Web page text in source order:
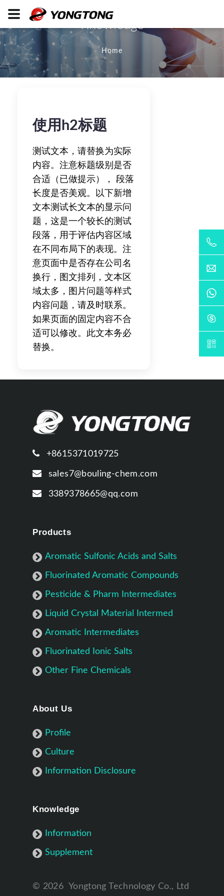
Knowledge
Home
使用h2标题
测试文本，请替换为实际
内容。注意标题级别是否
合适（已做提示）， 段落
长度是否美观。以下新增
文本测试长文本的显示问
题，这是一个较长的测试
段落，用于评估内容区域
在不同布局下的表现。注
意页面中是否存在公司名
换行，图文排列，文本区
域太多，图片问题等样式
内容问题，请及时联系。
如果页面的固定内容不合
适可以修改。此文本务必
替换。
+8615371019725
sales7@bouling-chem.com
3389378665@qq.com
Products
Aromatic Sulfonic Acids and Salts
Fluorinated Aromatic Compounds
Pesticide & Pharm Intermediates
Liquid Crystal Material Intermed
Aromatic Intermediates
Fluorinated Ionic Salts
Other Fine Chemicals
About Us
Profile
Culture
Information Disclosure
Knowledge
Information
Supplement
© 2026 Yongtong Technology Co., Ltd